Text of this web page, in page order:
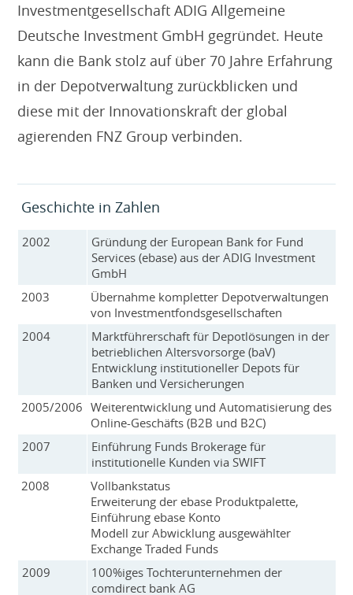
Investmentgesellschaft ADIG Allgemeine
Deutsche Investment GmbH gegründet. Heute
kann die Bank stolz auf über 70 Jahre Erfahrung
in der Depotverwaltung zurückblicken und
diese mit der Innovationskraft der global
agierenden FNZ Group verbinden.
Geschichte in Zahlen
2002
Gründung der European Bank for Fund
Services (ebase) aus der ADIG Investment
GmbH
2003
Übernahme kompletter Depotverwaltungen
von Investmentfondsgesellschaften
2004
Marktführerschaft für Depotlösungen in der
betrieblichen Altersvorsorge (baV)
Entwicklung institutioneller Depots für
Banken und Versicherungen
2005/2006 Weiterentwicklung und Automatisierung des
Online-Geschäfts (B2B und B2C)
2007
Einführung Funds Brokerage für
institutionelle Kunden via SWIFT
2008
Vollbankstatus
Erweiterung der ebase Produktpalette,
Einführung ebase Konto
Modell zur Abwicklung ausgewählter
Exchange Traded Funds
2009
100%iges Tochterunternehmen der
comdirect bank AG